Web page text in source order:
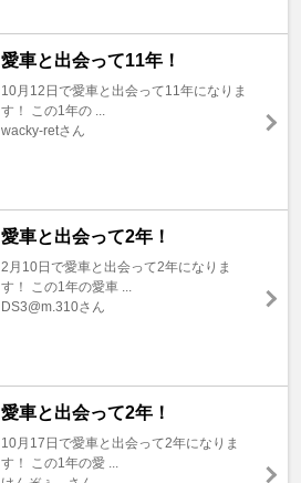
愛車と出会って11年！
10月12日で愛車と出会って11年になりま
す！ この1年の ...
wacky-retさん
愛車と出会って2年！
2月10日で愛車と出会って2年になりま
す！ この1年の愛車 ...
DS3@m.310さん
愛車と出会って2年！
10月17日で愛車と出会って2年になりま
す！ この1年の愛 ...